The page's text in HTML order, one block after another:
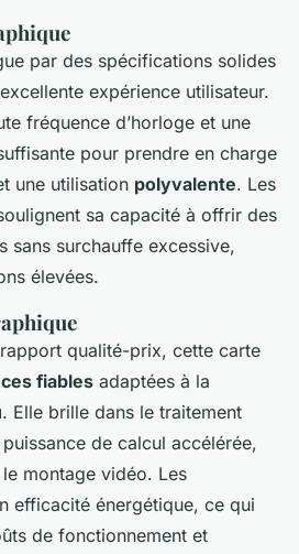
par des spécifications solides
expérience utilisateur.
fréquence d’horloge et une
pour prendre en charge
une utilisation polyvalente. Les
sa capacité à offrir des
sans surchauffe excessive,
élevées.
qualité-prix, cette carte
fiables adaptées à la
. Elle brille dans le traitement
de calcul accélérée,
montage vidéo. Les
efficacité énergétique, ce qui
de fonctionnement et